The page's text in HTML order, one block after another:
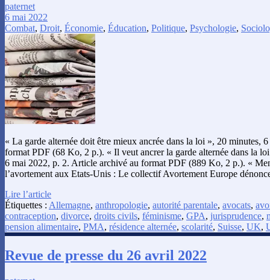
paternet
6 mai 2022
Combat, Droit, Économie, Éducation, Politique, Psychologie,
« La garde alternée doit être mieux ancrée dans la loi », 20 minutes,
format PDF (68 Ko, 2 p.). « Il veut ancrer la garde alternée dans la
6 mai 2022, p. 2. Article archivé au format PDF (889 Ko, 2 p.). «
l’avortement aux Etats-Unis : Le collectif Avortement Europe
Lire l’article
Étiquettes : Allemagne, anthropologie, autorité parentale, avocats,
contraception, divorce, droits civils, féminisme, GPA, jurisprudence,
pension alimentaire, PMA, résidence alternée, scolarité, Suisse, UK,
Revue de presse du 26 avril 2022